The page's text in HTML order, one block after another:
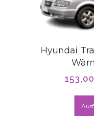
Hyundai
153,00